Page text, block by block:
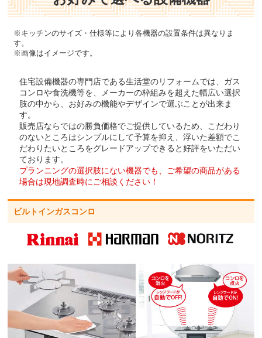
※キッチンのサイズ・仕様等により各機器の設置条件は異なりま
す。
※画像はイメージです。
住宅設備機器の専門店である生活堂のリフォームでは、ガス
コンロや食洗機等を、メーカーの枠組みを超えた幅広い選択
肢の中から、お好みの機能やデザインで選ぶことが出来ま
す。
販売店ならではの勝負価格でご提供しているため、こだわり
のないところはシンプルにして予算を抑え、浮いた差額でこ
だわりたいところをグレードアップできると好評をいただい
ております。
プランニングの選択肢にない機器でも、ご希望の商品がある
場合は現地調査時にご相談ください！
ビルトインガスコンロ